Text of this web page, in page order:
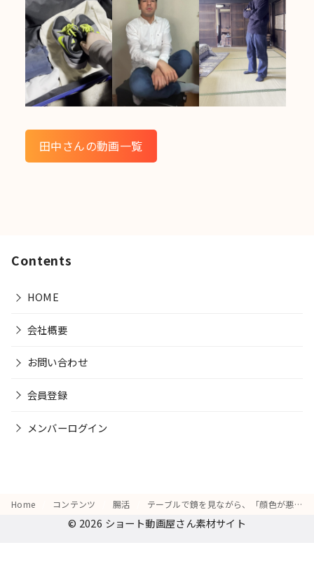
田中さんの動画一覧
Contents
HOME
会社概要
お問い合わせ
会員登録
メンバーログイン
Home コンテンツ 腸活 テーブルで鏡を見ながら、「顔色が悪くて腸の不調のせいかも」と気にする様子
© 2026 ショート動画屋さん素材サイト